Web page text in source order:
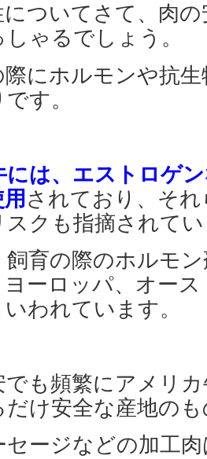
についてさて、肉
ゃるでしょう。
にホルモンや抗
す。
には、エストロゲ
されており、そ
スクも指摘されて
飼育の際のホルモ
ーロッパ、オー
われています。
でも頻繁にアメリ
だけ安全な産地の
ージなどの加工